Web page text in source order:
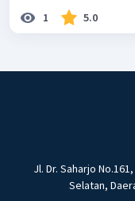
1 5.0
Jl. Dr. Saharjo
Selatan,